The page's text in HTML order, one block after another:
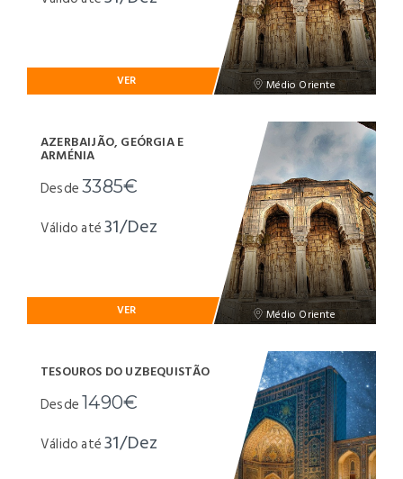
Médio Oriente
VER
Médio Oriente
AZERBAIJÃO, GEÓRGIA E
ARMÉNIA
Desde3385€
Válido até31/Dez
VER
TESOUROS DO UZBEQUISTÃO
Desde1490€
Válido até31/Dez